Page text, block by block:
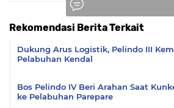
Rekomendasi Berita Terkait
Dukung Arus Logistik, Pelindo III
Pelabuhan Kendal
Bos Pelindo IV Beri Arahan Saat
ke Pelabuhan Parepare